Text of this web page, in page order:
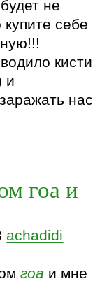
не
себе
кисти
и
нас
гоа и
achadidi
гоа и мне